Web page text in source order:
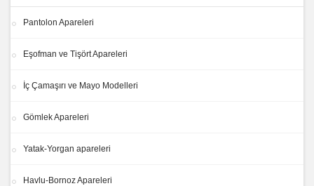
Pantolon Apareleri
Eşofman ve Tişört Apareleri
İç Çamaşırı ve Mayo Modelleri
Gömlek Apareleri
Yatak-Yorgan apareleri
Havlu-Bornoz Apareleri